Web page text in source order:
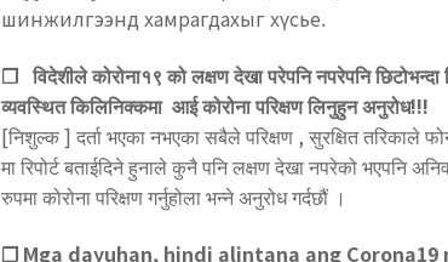
шинжилгээнд хамрагдахыг хүсье.
❐ विदेशीले कोरोना१९ को लक्षण देखा परेपनि नपरेपनि छिटोभन्दा
व्यवस्थित किलिनिक्कमा आई कोरोना परिक्षण लिनुहुन अनुरोध!!!
[निशुल्क ] दर्ता भएका नभएका सबैले परिक्षण , सुरक्षित तरिकाले
मा रिपोर्ट बताईदिने हुनाले कुनै पनि लक्षण देखा नपरेको भएपनि
रुपमा कोरोना परिक्षण गर्नुहोला भन्ने अनुरोध गर्दछौं ।
❐ Mga dayuhan, hindi alintana ang Corona19